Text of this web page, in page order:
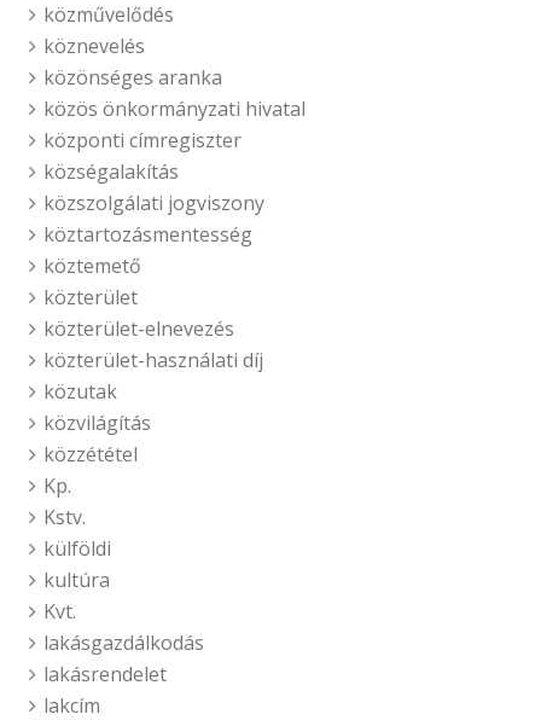
közművelődés
köznevelés
közönséges aranka
közös önkormányzati hivatal
központi címregiszter
községalakítás
közszolgálati jogviszony
köztartozásmentesség
köztemető
közterület
közterület-elnevezés
közterület-használati díj
közutak
közvilágítás
közzététel
Kp.
Kstv.
külföldi
kultúra
Kvt.
lakásgazdálkodás
lakásrendelet
lakcím